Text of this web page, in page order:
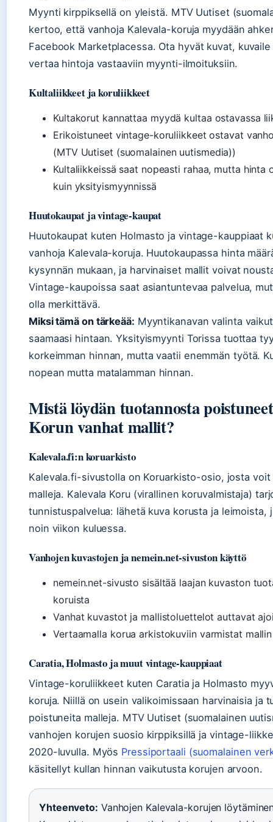
Myynti kirppiksellä on yleistä. MTV Uutiset
kertoo, että vanhoja Kalevala-koruja myydään
Facebook Marketplacessa. Ota hyvät kuvat,
vertaa hintoja vastaaviin myynti-ilmoituksiin.
Kultaliikkeet ja koruliikkeet
Kultakorut kannattaa myydä kultaa ostavassa
Erikoistuneet vintage-koruliikkeet ostavat
(MTV Uutiset (suomalainen uutismedia))
Kultaliikkeissä saat nopeasti rahaa, mutta hinta
kuin yksityismyynnissä
Huutokaupat ja vintage-kaupat
Huutokaupat kuten Holmasto ja vintage-kauppiaat
vanhoja Kalevala-koruja. Huutokaupassa hinta
kysynnän mukaan, ja harvinaiset mallit voivat
Vintage-kaupoissa saat asiantuntevaa palvelua,
olla merkittävä.
Miksi tämä on tärkeää: Myyntikanavan valinta
saamaasi hintaan. Yksityismyynti Torissa tuottaa
korkeimman hinnan, mutta vaatii enemmän työtä.
nopean mutta matalamman hinnan.
Mistä löydän tuotannosta
Korun vanhat mallit?
Kalevala.fi:n koruarkisto
Kalevala.fi-sivustolla on Koruarkisto-osio, josta
malleja. Kalevala Koru (virallinen koruvalmistaja)
tunnistuspalvelua: lähetä kuva korusta ja leimoista,
noin viikon kuluessa.
Vanhojen kuvastojen ja nemein.net-sivuston käyttö
nemein.net-sivusto sisältää laajan kuvaston
koruista
Vanhat kuvastot ja mallistoluettelot auttavat
Vertaamalla korua arkistokuviin varmistat
Caratia, Holmasto ja muut vintage-kauppiaat
Vintage-koruliikkeet kuten Caratia ja Holmasto
koruja. Niillä on usein valikoimissaan harvinaisia ja
poistuneita malleja. MTV Uutiset (suomalainen
vanhojen korujen suosio kirppiksillä ja vintage-
2020-luvulla. Myös Pressiportaali (suomalainen
käsitellyt kullan hinnan vaikutusta korujen arvoon.
Yhteenveto: Vanhojen Kalevala-korujen